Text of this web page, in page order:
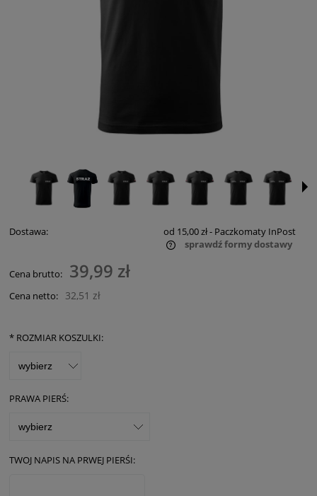
Dostawa: od 15,00 zł- Paczkomaty InPost
sprawdź formy dostawy
Cena brutto: 39,99 zł
Cena netto: 32,51 zł
* ROZMIAR KOSZULKI:
PRAWA PIERŚ:
TWOJ NAPIS NA PRWEJ PIERŚI: